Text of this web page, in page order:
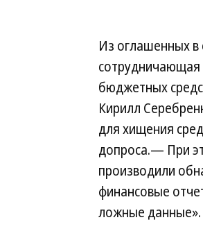
Из оглашенных в
сотрудничающая
бюджетных
Кирилл
для хищения
допроса.— При
производили
финансовые
ложные данные».